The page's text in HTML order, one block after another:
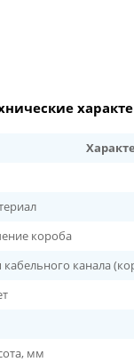
короба
кабельного канала
мм